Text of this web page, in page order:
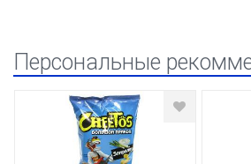
Персональные